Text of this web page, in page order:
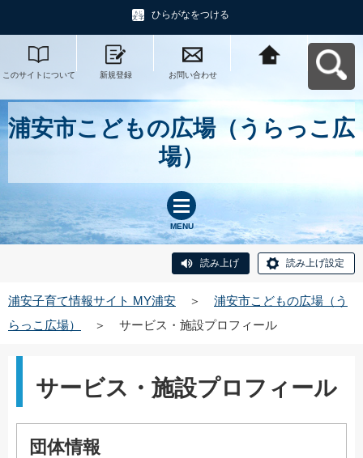
ひらがなをつける
このサイトについて 新規登録 お問い合わせ
浦安市こどもの広場（うらっこ広
場）
MENU
読み上げ 読み上げ設定
浦安子育て情報サイト MY浦安 ＞
浦安市こどもの広場（う
らっこ広場）
＞ サービス・施設プロフィール
サービス・施設プロフィール
団体情報